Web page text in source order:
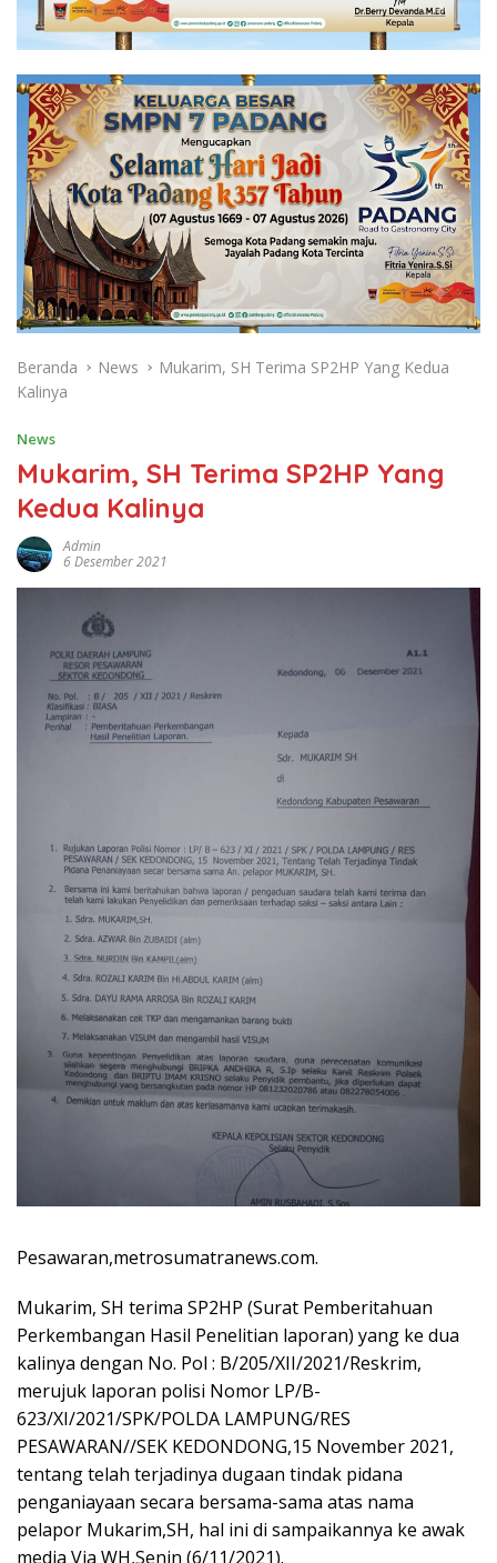
Beranda News
Mukarim, SH Terima SP2HP Yang Kedua
Kalinya
News
Mukarim, SH Terima SP2HP Yang
Kedua Kalinya
Admin
6 Desember 2021
Pesawaran,metrosumatranews.com.
Mukarim, SH terima SP2HP (Surat Pemberitahuan
Perkembangan Hasil Penelitian laporan) yang ke dua
kalinya dengan No. Pol : B/205/XII/2021/Reskrim,
merujuk laporan polisi Nomor LP/B-
623/XI/2021/SPK/POLDA LAMPUNG/RES
PESAWARAN//SEK KEDONDONG,15 November 2021,
tentang telah terjadinya dugaan tindak pidana
penganiayaan secara bersama-sama atas nama
pelapor Mukarim,SH, hal ini di sampaikannya ke awak
media Via WH,Senin (6/11/2021).